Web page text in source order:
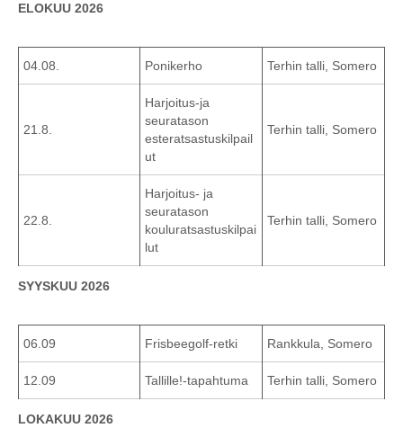
ELOKUU 2026
04.08. Ponikerho Terhin talli, Somero
21.8.
Harjoitus-ja
seuratason
esteratsastuskilpail
ut
Terhin talli, Somero
22.8.
Harjoitus- ja
seuratason
kouluratsastuskilpai
lut
Terhin talli, Somero
SYYSKUU 2026
06.09 Frisbeegolf-retki Rankkula, Somero
12.09 Tallille!-tapahtuma Terhin talli, Somero
LOKAKUU 2026